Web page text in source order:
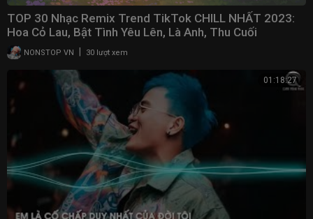
TOP 30 Nhạc Remix Trend TikTok CHILL NHẤT 2023:
Hoa Cỏ Lau, Bật Tình Yêu Lên, Là Anh, Thu Cuối
NONSTOP VN 30 lượt xem
01:18:27